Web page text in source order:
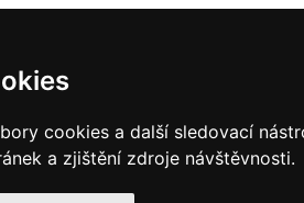
cookies a další sledovací
a zjištění zdroje návštěvnosti.